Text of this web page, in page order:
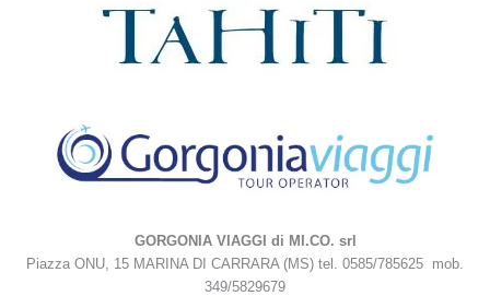
GORGONIA VIAGGI di MI.CO. srl
Piazza ONU, 15 MARINA DI CARRARA (MS) tel. 0585/785625 mob.
349/5829679